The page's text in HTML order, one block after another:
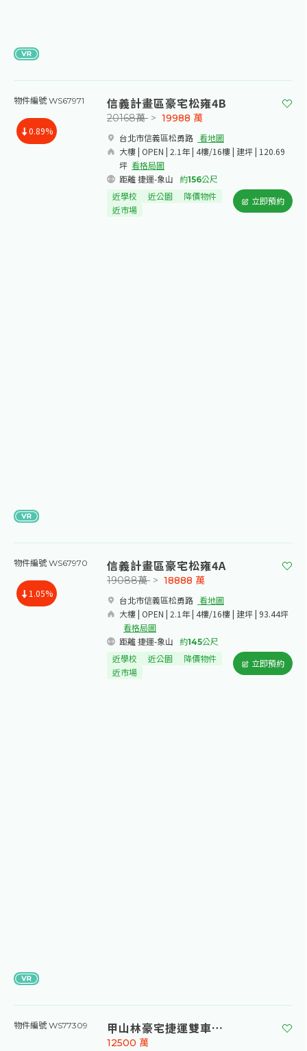
物件編號 WS67971
0.89%
信義計畫區豪宅松雍4B
台北市信義區松勇路​ 看地圖
大樓 | OPEN | 2.1年 | 4樓/16樓 | 建坪 | 120.69
坪 看格局圖
距離 捷運-象山
約156公尺
20168萬 > 19988 萬
近學校 近公園
降價物件
近市場
立即預約
物件編號 WS67970
1.05%
信義計畫區豪宅松雍4A
台北市信義區松勇路​ 看地圖
大樓 | OPEN | 2.1年 | 4樓/16樓 | 建坪 | 93.44坪
看格局圖
距離 捷運-象山
約145公尺
19088萬 > 18888 萬
近學校 近公園
降價物件
近市場
立即預約
物件編號 WS77309 甲山林豪宅捷運雙車位2樓
12500 萬